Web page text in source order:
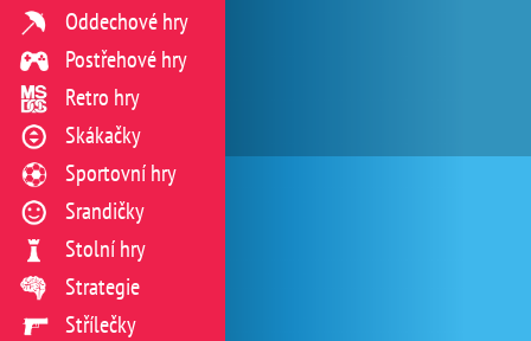
Oddechové hry
Postřehové hry
Retro hry
Skákačky
Sportovní hry
Srandičky
Stolní hry
Strategie
Střílečky